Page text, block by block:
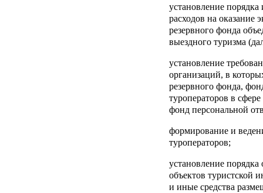
установление
расходов на оказание
резервного фонда
выездного туризма
установление
организаций, в
резервного фонда,
туроператоров в
фонд персональной
формирование и
туроператоров;
установление
объектов туристской
и иные средства